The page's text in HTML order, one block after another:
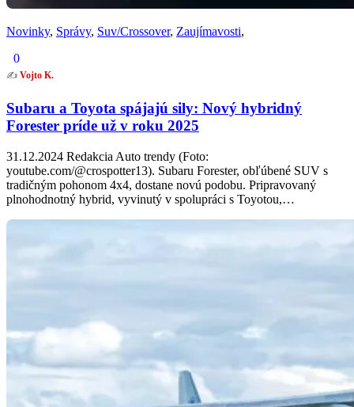
Novinky, Správy, Suv/Crossover, Zaujímavosti,
0
✍️ Vojto K.
Subaru a Toyota spájajú sily: Nový hybridný
Forester príde už v roku 2025
31.12.2024 Redakcia Auto trendy (Foto:
youtube.com/@crospotter13). Subaru Forester, obľúbené SUV s
tradičným pohonom 4x4, dostane novú podobu. Pripravovaný
plnohodnotný hybrid, vyvinutý v spolupráci s Toyotou,…